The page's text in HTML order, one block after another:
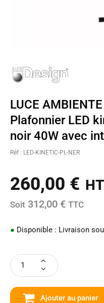
LUCE
Plafonnier LED
noir 40W avec
Réf : LED-KINETIC-PL-NER
260,00 € HT
Soit 312,00 € TTC
● Disponible : Livraison
Ajouter au panier